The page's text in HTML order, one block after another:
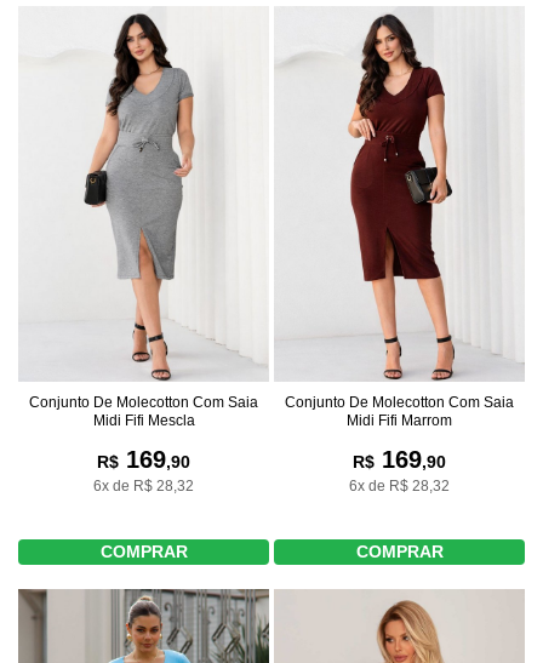
Conjunto De Molecotton Com Saia
Midi Fifi Mescla
R$ 169,90
6x de R$ 28,32
COMPRAR
Conjunto De Molecotton Com Saia
Midi Fifi Marrom
R$ 169,90
6x de R$ 28,32
COMPRAR